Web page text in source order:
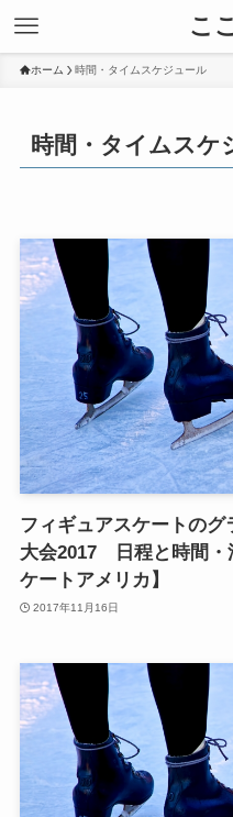
こ
ホーム 時間・タイムスケジュール
時間・タイムスケ
フィギュアスケートの
大会2017 日程と時間・
ケートアメリカ】
2017年11月16日